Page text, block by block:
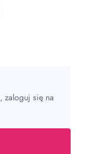
zaloguj się na